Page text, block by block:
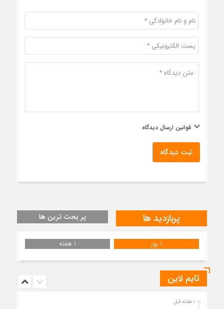
قوانین ارسال دیدگاه
ثبت دیدگاه
پربازدید ها پر بحث ترین ها
1 روز 1 هفته
تایم لاین
1 هفته قبل